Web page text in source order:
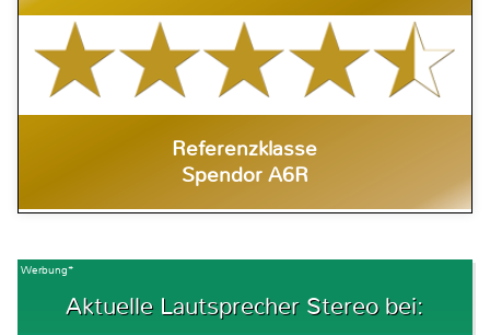
Referenzklasse
Spendor A6R
Werbung*
Aktuelle Lautsprecher Stereo bei: